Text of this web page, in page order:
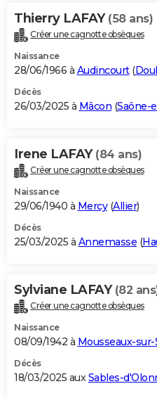
Thierry LAFAY (58 ans)
Créer une cagnotte obsèques
Naissance
28/06/1966 à Audincourt(
Décès
26/03/2025 à Mâcon (Saône-
Irene LAFAY (84 ans)
Créer une cagnotte obsèques
Naissance
29/06/1940 à Mercy(Allier)
Décès
25/03/2025 à Annemasse (
Sylviane LAFAY (82
Créer une cagnotte obsèques
Naissance
08/09/1942 à Mousseaux-sur-
Décès
18/03/2025 auxSables-